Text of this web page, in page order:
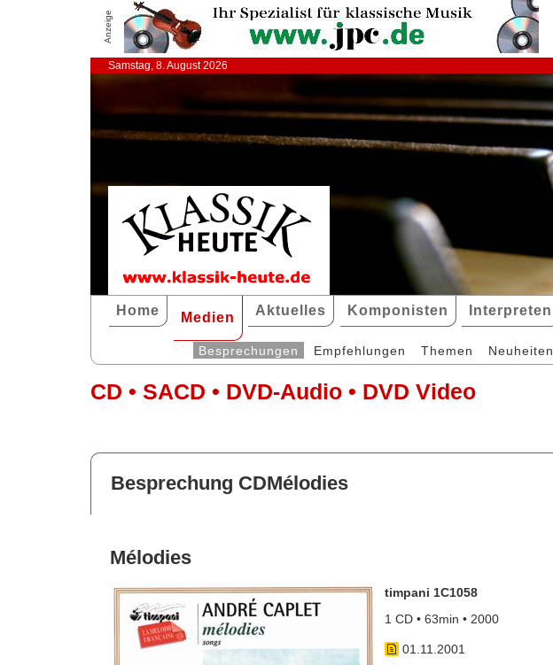
Anzeige
Samstag, 8. August 2026
Home Medien Aktuelles Komponisten Interpreten
Besprechungen Empfehlungen Themen Neuheiten
CD • SACD • DVD-Audio • DVD Video
Besprechung CDMélodies
Mélodies
timpani 1C1058
1 CD • 63min • 2000
01.11.2001